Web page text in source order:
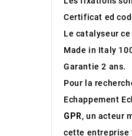
Certificat ed
Le catalyseur
Made in Italy
Garantie 2 ans.
Pour la
Echappement
GPR, un acteur
cette entreprise